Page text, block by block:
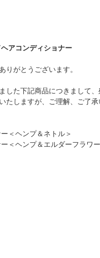
アコンディショナー
りがとうございます。
した下記商品につきまして
たしますが、ご理解、ご了承
＜ヘンプ＆ネトル＞
＜ヘンプ＆エルダーフラワ